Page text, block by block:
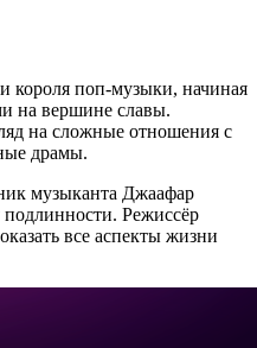
короля поп-музыки, начиная
на вершине славы.
на сложные отношения с
драмы.
музыканта Джаафар
подлинности. Режиссёр
все аспекты жизни